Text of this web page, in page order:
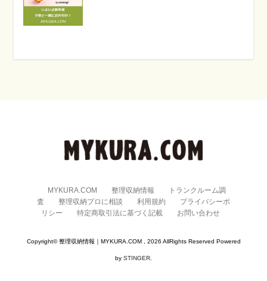
MYKURA.COM 整理収納情報
トランクルーム調
査
整理収納プロに相談 利用規約
プライバシーポ
リシー
特定商取引法に基づく記載 お問い合わせ
Copyright© 整理収納情報｜MYKURA.COM , 2026 AllRights Reserved Powered
by STINGER